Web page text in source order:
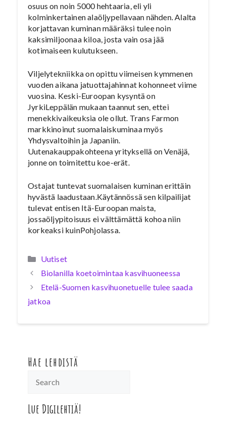
osuus on noin 5000 hehtaaria, eli yli
kolminkertainen alaöljypellavaan nähden. Alalta
korjattavan kuminan määräksi tulee noin
kaksimiljoonaa kiloa, josta vain osa jää
kotimaiseen kulutukseen.
Viljelytekniikka on opittu viimeisen kymmenen
vuoden aikana jatuottajahinnat kohonneet viime
vuosina. Keski-Euroopan kysyntä on
JyrkiLeppälän mukaan taannut sen, ettei
menekkivaikeuksia ole ollut. Trans Farmon
markkinoinut suomalaiskuminaa myös
Yhdysvaltoihin ja Japaniin.
Uutenakauppakohteena yrityksellä on Venäjä,
jonne on toimitettu koe-erät.
Ostajat tuntevat suomalaisen kuminan erittäin
hyvästä laadustaan.Käytännössä sen kilpailijat
tulevat entisen Itä-Euroopan maista,
jossaöljypitoisuus ei välttämättä kohoa niin
korkeaksi kuinPohjolassa.
Kategoriat
Uutiset
Biolanilla koetoimintaa kasvihuoneessa
Etelä-Suomen kasvihuonetuelle tulee saada
jatkoa
Hae lehdistä
Lue Digilehtiä!